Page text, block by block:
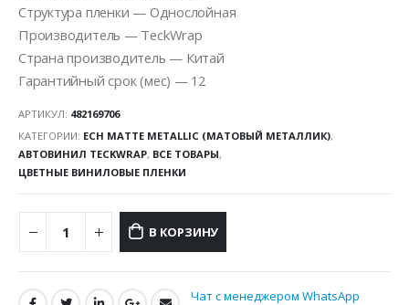
Структура пленки — Однослойная
Производитель — TeckWrap
Страна производитель — Китай
Гарантийный срок (мес) — 12
АРТИКУЛ: 482169706
КАТЕГОРИИ: ECH MATTE METALLIC (МАТОВЫЙ МЕТАЛЛИК),
АВТОВИНИЛ TECKWRAP, ВСЕ ТОВАРЫ,
ЦВЕТНЫЕ ВИНИЛОВЫЕ ПЛЕНКИ
В КОРЗИНУ
Чат с менеджером WhatsApp